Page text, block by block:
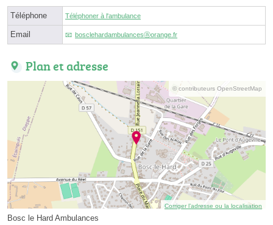
Téléphone Téléphoner à l'ambulance
Email bosclehardambulancesⓐorange.fr
Plan et adresse
© contributeurs OpenStreetMap
Corriger l’adresse ou la localisation
Bosc le Hard Ambulances